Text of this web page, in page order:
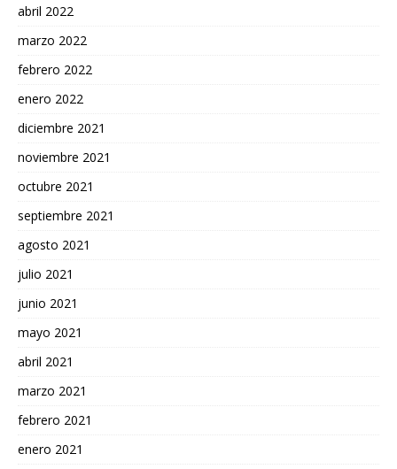
abril 2022
marzo 2022
febrero 2022
enero 2022
diciembre 2021
noviembre 2021
octubre 2021
septiembre 2021
agosto 2021
julio 2021
junio 2021
mayo 2021
abril 2021
marzo 2021
febrero 2021
enero 2021